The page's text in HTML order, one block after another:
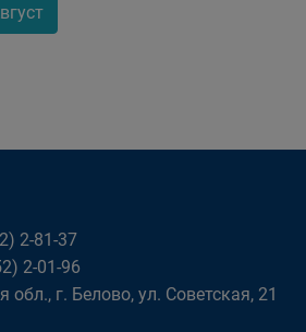
2-81-37
2-01-96
обл., г. Белово, ул. Советская, 21